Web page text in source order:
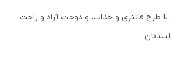
طرح فانتزی و جذاب، و دوخت آزاد و راحت